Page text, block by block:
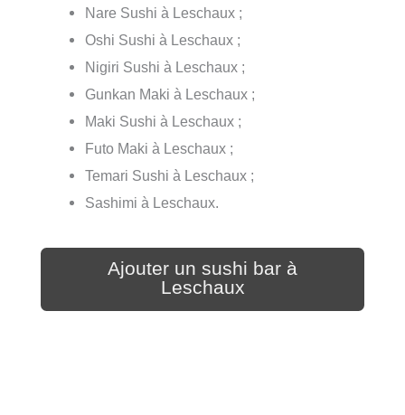
Nare Sushi à Leschaux ;
Oshi Sushi à Leschaux ;
Nigiri Sushi à Leschaux ;
Gunkan Maki à Leschaux ;
Maki Sushi à Leschaux ;
Futo Maki à Leschaux ;
Temari Sushi à Leschaux ;
Sashimi à Leschaux.
Ajouter un sushi bar à
Leschaux